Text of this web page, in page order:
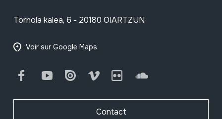
Tornola kalea, 6 - 20180 OIARTZUN
Voir sur Google Maps
FacebookYoutube Issuu Vimeo Flickr SoundCloud
Contact